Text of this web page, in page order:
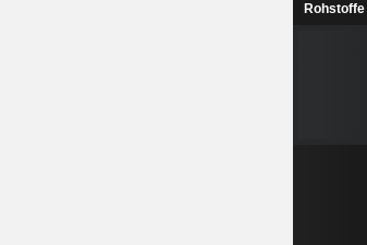
Rohstoffe